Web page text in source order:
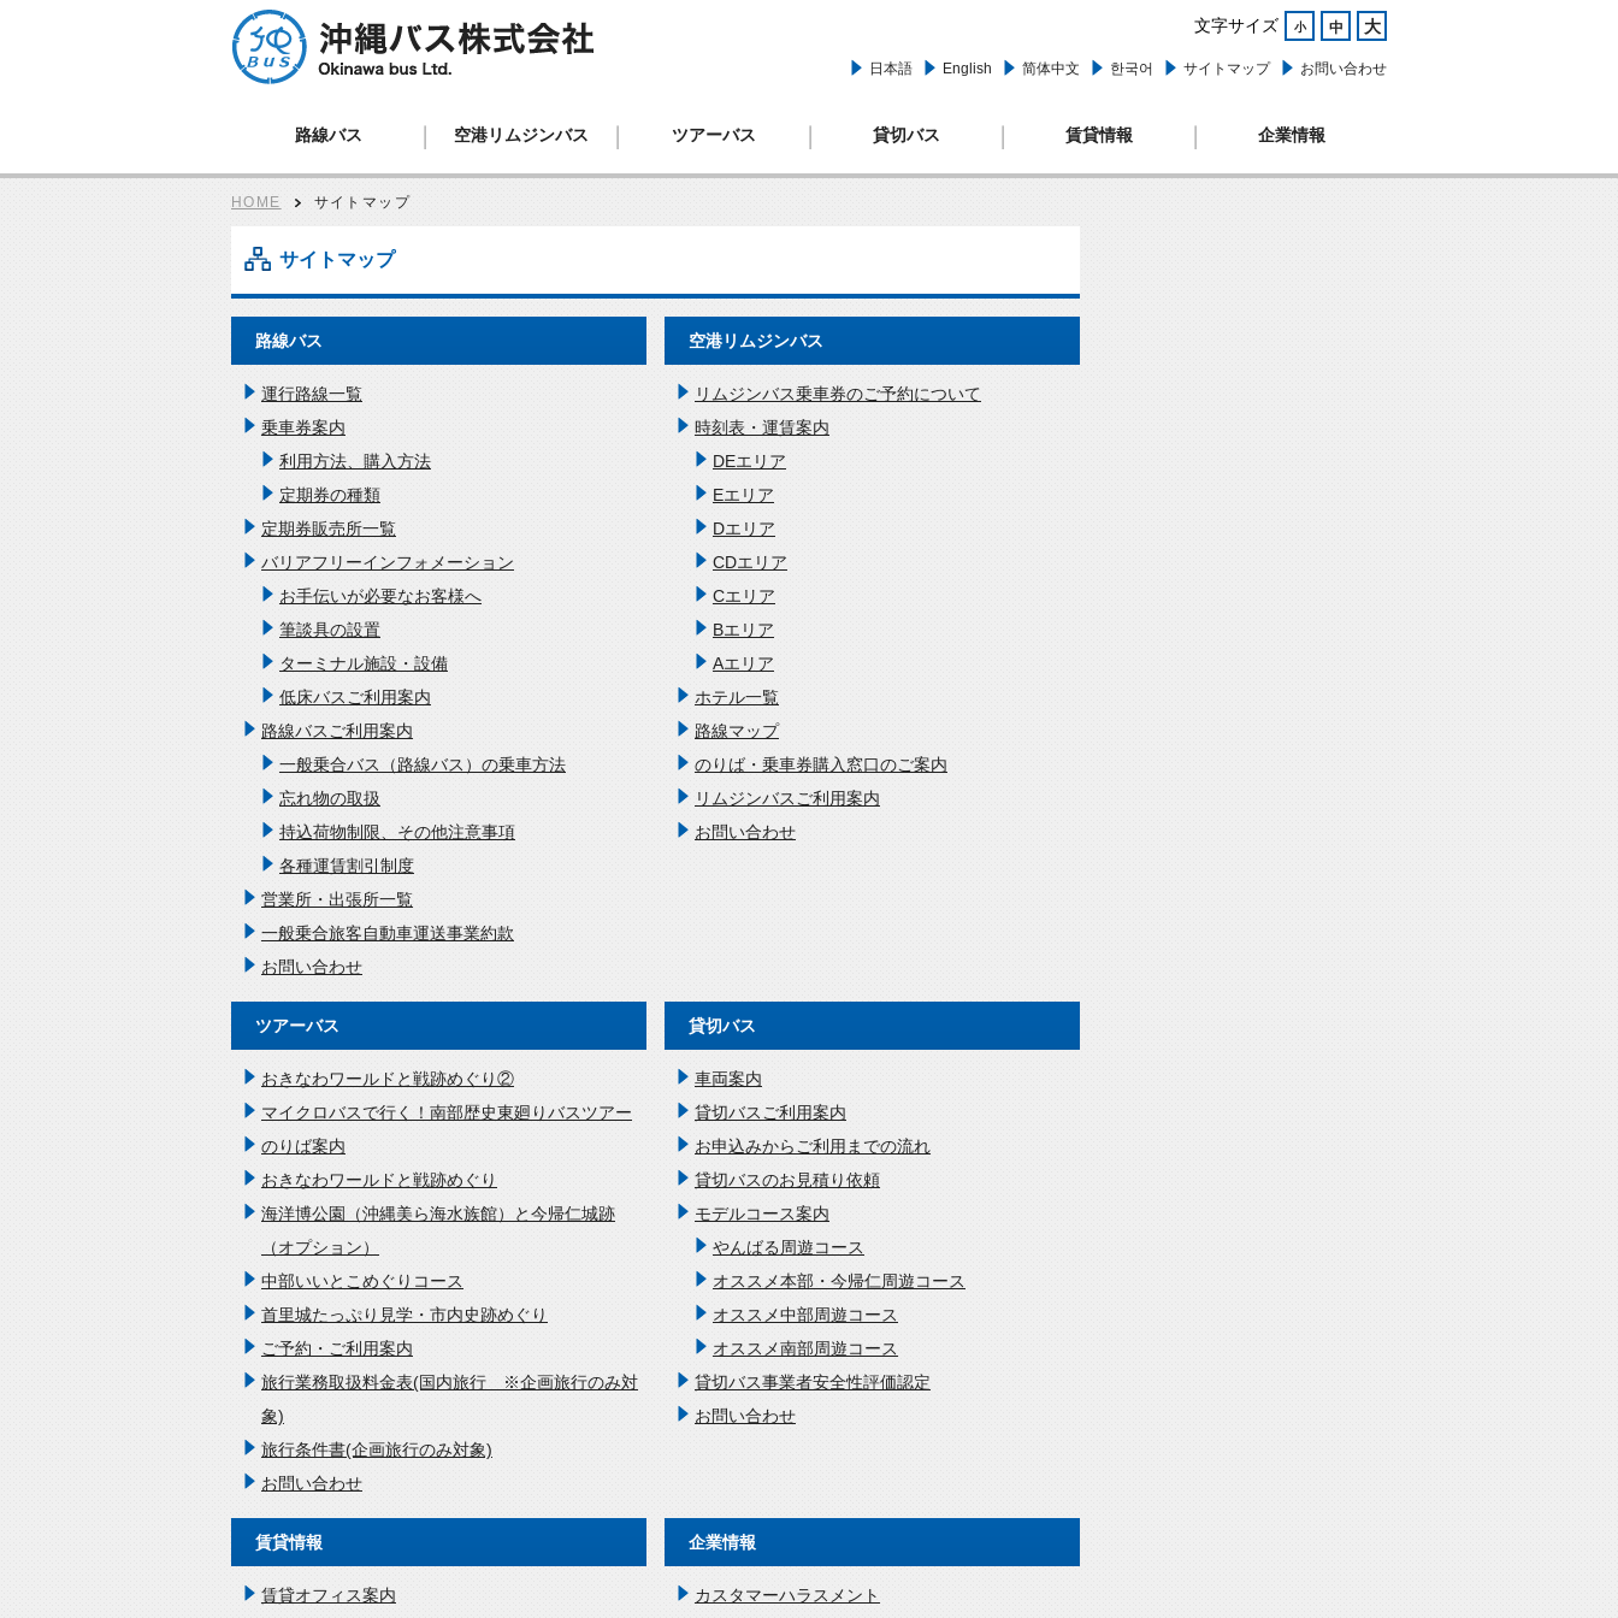
ン、貸切バスは沖縄バスへ
文字サイズ 小 中 大
日本語 English 简体中文 한국어 サイトマップ お問い合わせ
路線バス 空港リムジンバス ツアーバス 貸切バス 賃貸情報 企業情報
HOME サイトマップ
サイトマップ
路線バス
運行路線一覧
乗車券案内
利用方法、購入方法
定期券の種類
定期券販売所一覧
バリアフリーインフォメーション
お手伝いが必要なお客様へ
筆談具の設置
ターミナル施設・設備
低床バスご利用案内
路線バスご利用案内
一般乗合バス（路線バス）の乗車方法
忘れ物の取扱
持込荷物制限、その他注意事項
各種運賃割引制度
営業所・出張所一覧
一般乗合旅客自動車運送事業約款
お問い合わせ
空港リムジンバス
リムジンバス乗車券のご予約について
時刻表・運賃案内
DEエリア
Eエリア
Dエリア
CDエリア
Cエリア
Bエリア
Aエリア
ホテル一覧
路線マップ
のりば・乗車券購入窓口のご案内
リムジンバスご利用案内
お問い合わせ
ツアーバス
おきなわワールドと戦跡めぐり②
マイクロバスで行く！南部歴史東廻りバスツアー
のりば案内
おきなわワールドと戦跡めぐり
海洋博公園（沖縄美ら海水族館）と今帰仁城跡
（オプション）
中部いいとこめぐりコース
首里城たっぷり見学・市内史跡めぐり
ご予約・ご利用案内
旅行業務取扱料金表(国内旅行 ※企画旅行のみ対
象)
旅行条件書(企画旅行のみ対象)
お問い合わせ
貸切バス
車両案内
貸切バスご利用案内
お申込みからご利用までの流れ
貸切バスのお見積り依頼
モデルコース案内
やんばる周遊コース
オススメ本部・今帰仁周遊コース
オススメ中部周遊コース
オススメ南部周遊コース
貸切バス事業者安全性評価認定
お問い合わせ
賃貸情報
賃貸オフィス案内
企業情報
カスタマーハラスメント